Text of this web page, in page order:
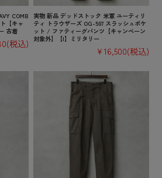
COMB
【キャ
古着
(税込)
実物 新品 デッドストック 米軍 ユーティリ
ティ トラウザーズ OG-507 スラッシュポケ
ット / ファティーグパンツ【キャンペーン
対象外】【I】ミリタリー
¥16,500(税込)